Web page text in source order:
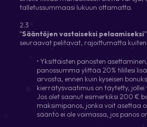
talletussummaasi lukuun ottamatta.
2.3
“Sääntöjen vastaiseksi pelaamiseksi
seuraavat pelitavat, rajoittumatta
• Yksittäisten panosten
panossumma ylittää 20% tilillesi
arvosta, ennen kuin kyseisen
kierrätysvaatimus on täytetty, jollei
Jos olet saanut esimerkiksi 200 €
maksimipanos, jonka voit asettaa
sääntö ei ole voimassa, jos panos